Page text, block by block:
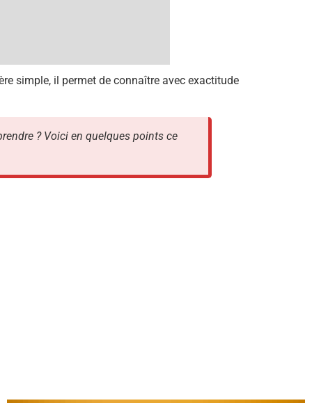
simple, il permet de connaître avec exactitude
? Voici en quelques points ce